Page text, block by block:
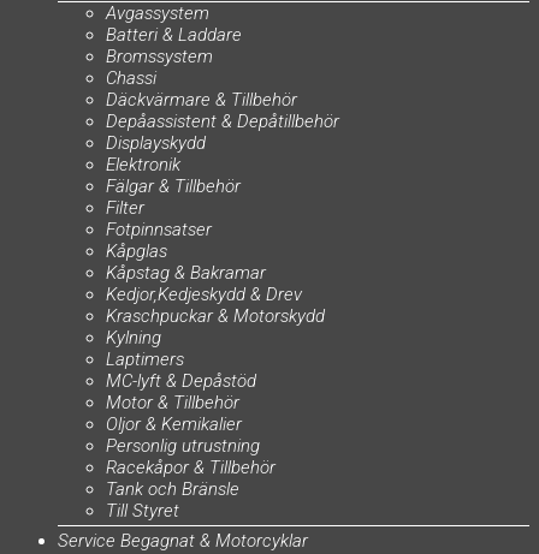
Avgassystem
Batteri & Laddare
Bromssystem
Chassi
Däckvärmare & Tillbehör
Depåassistent & Depåtillbehör
Displayskydd
Elektronik
Fälgar & Tillbehör
Filter
Fotpinnsatser
Kåpglas
Kåpstag & Bakramar
Kedjor,Kedjeskydd & Drev
Kraschpuckar & Motorskydd
Kylning
Laptimers
MC-lyft & Depåstöd
Motor & Tillbehör
Oljor & Kemikalier
Personlig utrustning
Racekåpor & Tillbehör
Tank och Bränsle
Till Styret
Service Begagnat & Motorcyklar